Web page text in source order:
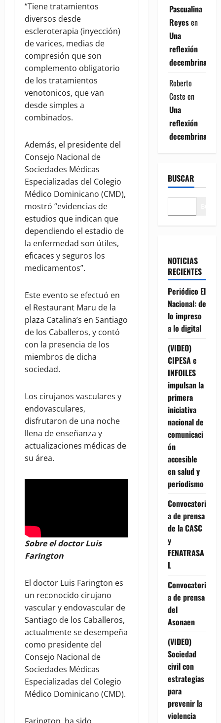
“Tiene tratamientos
diversos desde
escleroterapia (inyección)
de varices, medias de
compresión que son
complemento obligatorio
de los tratamientos
venotonicos, que van
desde simples a
combinados.
Además, el presidente del
Consejo Nacional de
Sociedades Médicas
Especializadas del Colegio
Médico Dominicano (CMD),
mostró “evidencias de
estudios que indican que
dependiendo el estadio de
la enfermedad son útiles,
eficaces y seguros los
medicamentos”.
Este evento se efectuó en
el Restaurant Maru de la
plaza Catalina’s en Santiago
de los Caballeros, y contó
con la presencia de los
miembros de dicha
sociedad.
Los cirujanos vasculares y
endovasculares,
disfrutaron de una noche
llena de enseñanza y
actualizaciones médicas de
su área.
Sobre el doctor Luis
Farington
El doctor Luis Farington es
un reconocido cirujano
vascular y endovascular de
Santiago de los Caballeros,
actualmente se desempeña
como presidente del
Consejo Nacional de
Sociedades Médicas
Especializadas del Colegio
Médico Dominicano (CMD).
Farington, ha sido
Pascualina
Reyesen
Una
reflexión
decembrina
Roberto
Coste en
Una
reflexión
decembrina
BUSCAR
NOTICIAS
RECIENTES
Periódico El
Nacional: de
lo impreso
a lo digital
(VIDEO)
CIPESA e
INFOILES
impulsan la
primera
iniciativa
nacional de
comunicaci
ón
accesible
en salud y
periodismo
Convocatori
a de prensa
de la CASC
y
FENATRASA
L
Convocatori
a de prensa
del
Asonaen
(VIDEO)
Sociedad
civil con
estrategias
para
prevenir la
violencia